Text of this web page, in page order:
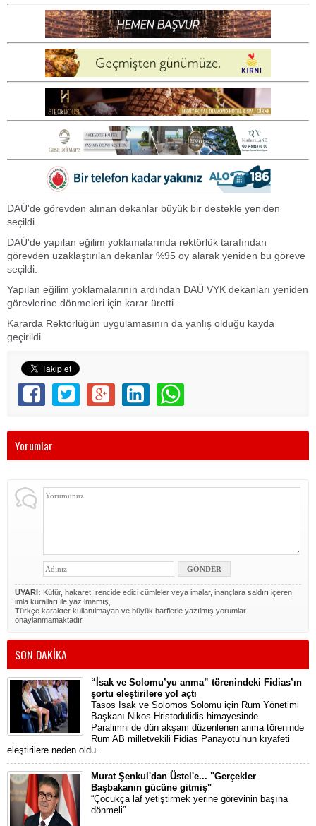
DAÜ'de görevden alınan dekanlar büyük bir destekle yeniden
seçildi.
DAÜ'de yapılan eğilim yoklamalarında rektörlük tarafından
görevden uzaklaştırılan dekanlar %95 oy alarak yeniden bu göreve
seçildi.
Yapılan eğilim yoklamalarının ardından DAÜ VYK dekanları yeniden
görevlerine dönmeleri için karar üretti.
Kararda Rektörlüğün uygulamasının da yanlış olduğu kayda
geçirildi.
Yorumlar
UYARI: Küfür, hakaret, rencide edici cümleler veya imalar, inançlara saldırı içeren,
imla kuralları ile yazılmamış,
Türkçe karakter kullanılmayan ve büyük harflerle yazılmış yorumlar
onaylanmamaktadır.
SON DAKİKA
“İsak ve Solomu’yu anma” törenindeki Fidias’ın
şortu eleştirilere yol açtı
Tasos İsak ve Solomos Solomu için Rum Yönetimi
Başkanı Nikos Hristodulidis himayesinde
Paralimni’de dün akşam düzenlenen anma töreninde
Rum AB milletvekili Fidias Panayotu’nun kıyafeti
eleştirilere neden oldu.
Murat Şenkul'dan Üstel'e... "Gerçekler
Başbakanın gücüne gitmiş"
“Çocukça laf yetiştirmek yerine görevinin başına
dönmeli”